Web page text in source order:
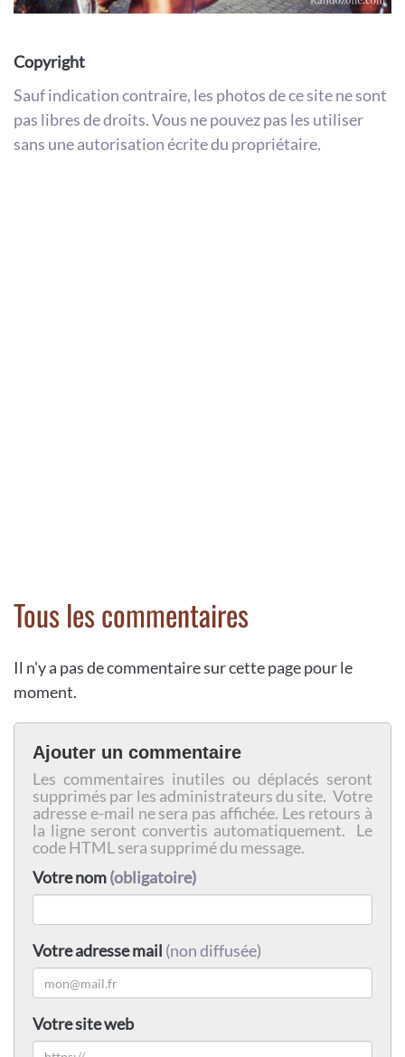
Copyright
Sauf indication contraire, les photos de ce site ne sont
pas libres de droits. Vous ne pouvez pas les utiliser
sans une autorisation écrite du propriétaire.
Tous les commentaires
Il n'y a pas de commentaire sur cette page pour le
moment.
Ajouter un commentaire
Les commentaires inutiles ou déplacés seront
supprimés par les administrateurs du site. Votre
adresse e-mail ne sera pas affichée. Les retours à
la ligne seront convertis automatiquement. Le
code HTML sera supprimé du message.
Votre nom(obligatoire)
Votre adresse mail (non diffusée)
Votre site web